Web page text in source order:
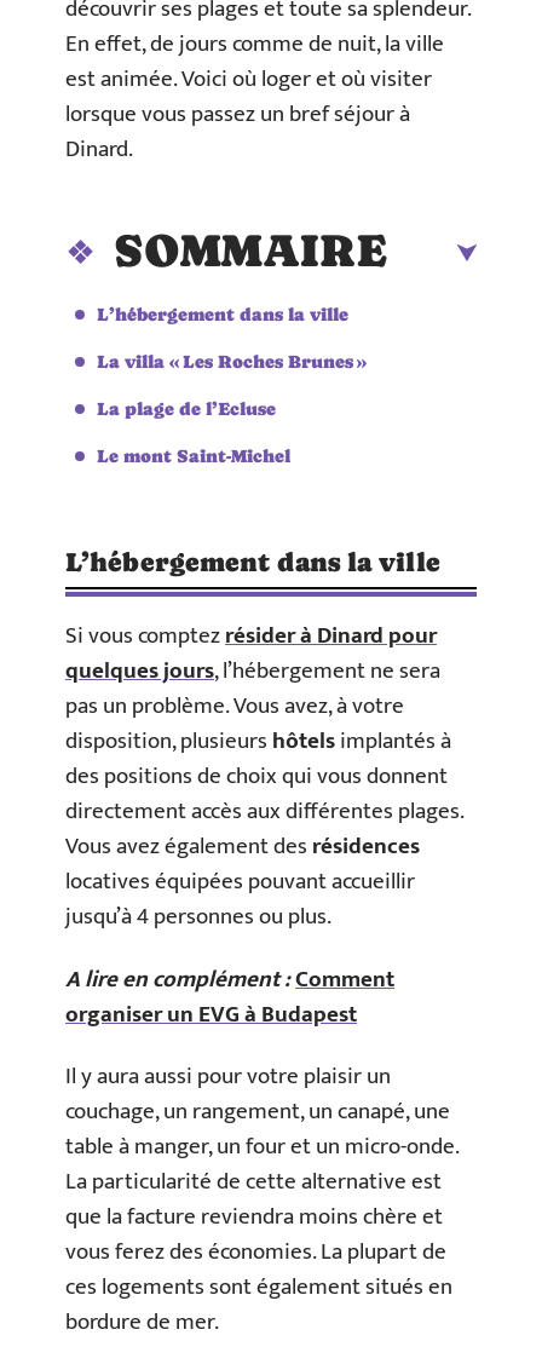
découvrir ses plages et toute sa splendeur.
En effet, de jours comme de nuit, la ville
est animée. Voici où loger et où visiter
lorsque vous passez un bref séjour à
Dinard.
SOMMAIRE
L’hébergement dans la ville
La villa « Les Roches Brunes »
La plage de l’Ecluse
Le mont Saint-Michel
L’hébergement dans la ville
Si vous comptezrésider à Dinard pour
quelques jours, l’hébergement ne sera
pas un problème. Vous avez, à votre
disposition, plusieurshôtelsimplantés à
des positions de choix qui vous donnent
directement accès aux différentes plages.
Vous avez également desrésidences
locatives équipées pouvant accueillir
jusqu’à 4 personnes ou plus.
A lire en complément :Comment
organiser un EVG à Budapest
Il y aura aussi pour votre plaisir un
couchage, un rangement, un canapé, une
table à manger, un four et un micro-onde.
La particularité de cette alternative est
que la facture reviendra moins chère et
vous ferez des économies. La plupart de
ces logements sont également situés en
bordure de mer.